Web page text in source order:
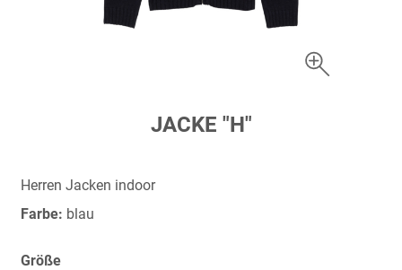
springen
JACKE "H"
Herren Jacken indoor
Farbe: blau
Größe